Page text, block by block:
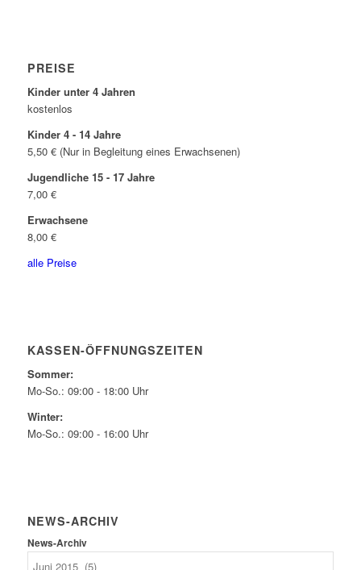
PREISE
Kinder unter 4 Jahren
kostenlos
Kinder 4 - 14 Jahre
5,50 € (Nur in Begleitung eines Erwachsenen)
Jugendliche 15 - 17 Jahre
7,00 €
Erwachsene
8,00 €
alle Preise
KASSEN-ÖFFNUNGSZEITEN
Sommer:
Mo-So.: 09:00 - 18:00 Uhr
Winter:
Mo-So.: 09:00 - 16:00 Uhr
NEWS-ARCHIV
News-Archiv